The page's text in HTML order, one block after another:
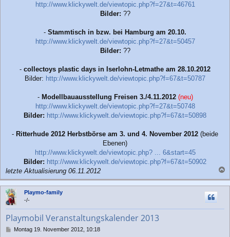
http://www.klickywelt.de/viewtopic.php?f=27&t=46761
Bilder: ??
- Stammtisch in bzw. bei Hamburg am 20.10.
http://www.klickywelt.de/viewtopic.php?f=27&t=50457
Bilder: ??
- collectoys plastic days in Iserlohn-Letmathe am 28.10.2012
Bilder: http://www.klickywelt.de/viewtopic.php?f=67&t=50787
- Modellbauausstellung Freisen 3./4.11.2012 (neu)
http://www.klickywelt.de/viewtopic.php?f=27&t=50748
Bilder: http://www.klickywelt.de/viewtopic.php?f=67&t=50898
- Ritterhude 2012 Herbstbörse am 3. und 4. November 2012 (beide
Ebenen)
http://www.klickywelt.de/viewtopic.php? ... 6&start=45
Bilder: http://www.klickywelt.de/viewtopic.php?f=67&t=50902
letzte Aktualisierung 06.11.2012
a
c
Playmo-family
-/-
Playmobil Veranstaltungskalender 2013
BMontag 19. November 2012, 10:18